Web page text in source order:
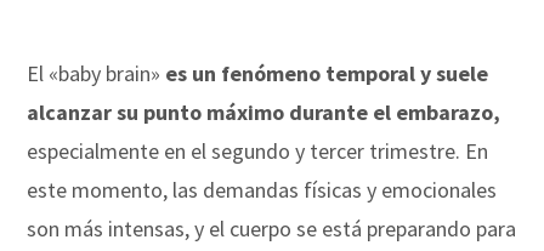
El «baby brain» es un fenómeno temporal y suele
alcanzar su punto máximo durante el embarazo,
especialmente en el segundo y tercer trimestre. En
este momento, las demandas físicas y emocionales
son más intensas, y el cuerpo se está preparando para